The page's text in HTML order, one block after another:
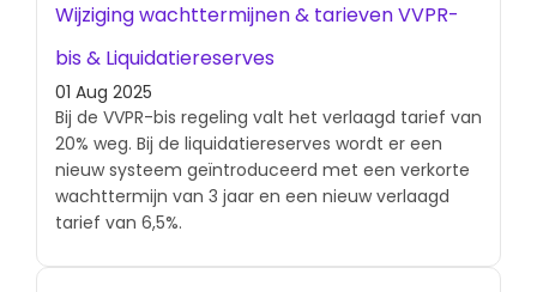
Wijziging wachttermijnen & tarieven VVPR-
bis & Liquidatiereserves
01 Aug 2025
Bij de VVPR-bis regeling valt het verlaagd tarief van
20% weg. Bij de liquidatiereserves wordt er een
nieuw systeem geïntroduceerd met een verkorte
wachttermijn van 3 jaar en een nieuw verlaagd
tarief van 6,5%.